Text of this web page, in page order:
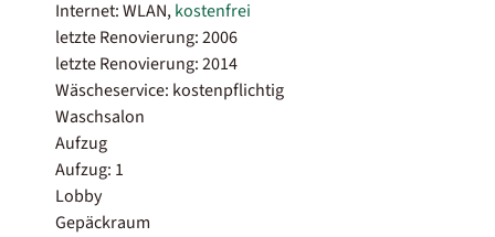
Internet: WLAN,kostenfrei
letzte Renovierung: 2006
letzte Renovierung: 2014
Wäscheservice: kostenpflichtig
Waschsalon
Aufzug
Aufzug: 1
Lobby
Gepäckraum